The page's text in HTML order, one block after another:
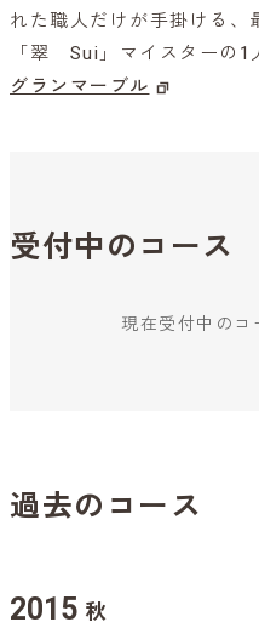
れた職人だけが手掛ける、
「翠 Sui」マイスターの1
グランマーブル
受付中のコース
現在受付中のコ
過去のコース
2015 秋